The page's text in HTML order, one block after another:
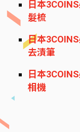
日本
髮梳
日本
去漬筆
日本
相機